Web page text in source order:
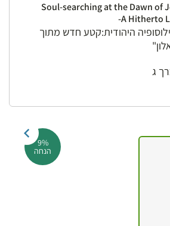
Soul-searching at the Dawn of
A Hitherto
היהודית:קטע חדש מתוך
ג
9%
הנחה